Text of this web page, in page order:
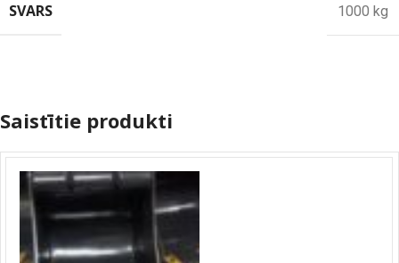
SVARS 1000 kg
Saistītie produkti